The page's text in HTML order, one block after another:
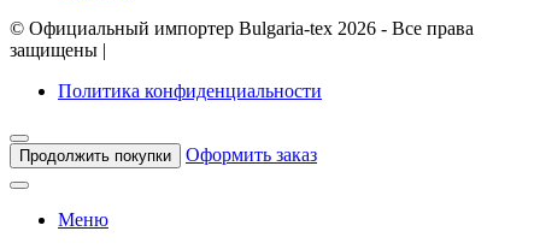
© Официальный импортер Bulgaria-tex 2026 - Все права
защищены |
Политика конфиденциальности
Продолжить покупки Оформить заказ
Меню